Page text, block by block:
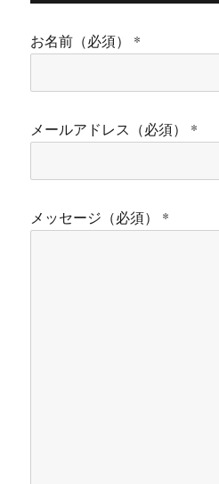
お名前（必須） *
メールアドレス（必須） *
メッセージ（必須） *